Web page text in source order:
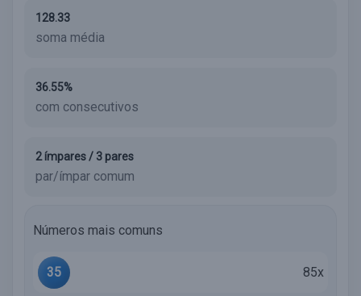
128.33
soma média
36.55%
com consecutivos
2 ímpares / 3 pares
par/ímpar comum
Números mais comuns
35 85x